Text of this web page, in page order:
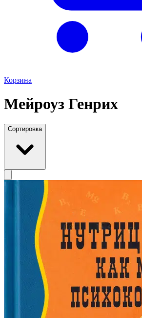
Корзина
Мейроуз Генрих
Сортировка